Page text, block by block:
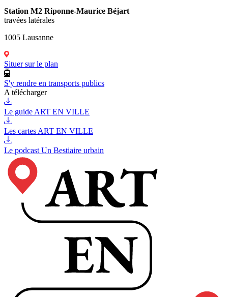
Station M2 Riponne-Maurice Béjart
travées latérales
1005 Lausanne
Situer sur le plan
S'y rendre en transports publics
A télécharger
Le guide ART EN VILLE
Les cartes ART EN VILLE
Le podcast Un Bestiaire urbain